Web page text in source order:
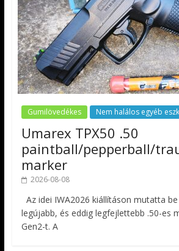
Gumilövedékes Nem halálos egyéb
Umarex TPX50 .50
paintball/pepperball/
marker
2026-08-08
Az idei IWA2026 kiállításon mutatta
legújabb, és eddig legfejlettebb .50-es
Gen2-t. A